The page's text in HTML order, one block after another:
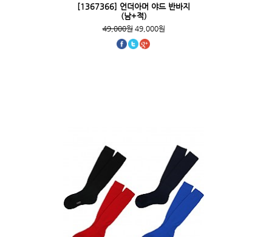
[1367366] 언더아머 야드 반바지
(남+적)
49,000원49,000원